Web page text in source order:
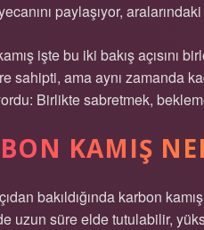
paylaşıyor,
işte bu iki bakış açısını
sahipti, ama aynı zamanda
Birlikte sabretmek,
KAMIŞ
bakıldığında karbon
uzun süre elde tutulabilir,